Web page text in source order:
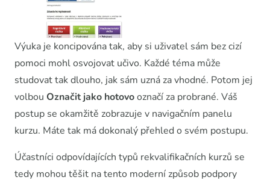
Výuka je koncipována tak, aby si uživatel sám bez cizí
pomoci mohl osvojovat učivo. Každé téma může
studovat tak dlouho, jak sám uzná za vhodné. Potom jej
volbou Označit jako hotovooznačí za probrané. Váš
postup se okamžitě zobrazuje v navigačním panelu
kurzu. Máte tak má dokonalý přehled o svém postupu.
Účastníci odpovídajících typů rekvalifikačních kurzů se
tedy mohou těšit na tento moderní způsob podpory